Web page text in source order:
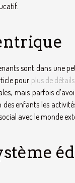
sont dans une
pour plus de détails
mais parfois
enfants les
avec le monde